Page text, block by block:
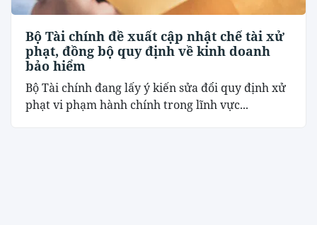
Bộ Tài chính đề xuất cập nhật chế tài xử
phạt, đồng bộ quy định về kinh doanh
bảo hiểm
Bộ Tài chính đang lấy ý kiến sửa đổi quy định xử
phạt vi phạm hành chính trong lĩnh vực...